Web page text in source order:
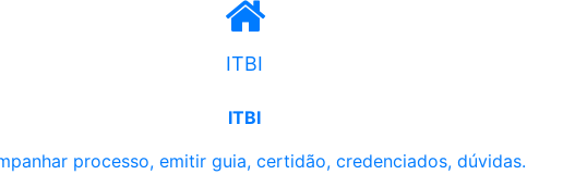
ITBI
ITBI
processo, emitir guia, certidão, credenciados, dúvidas.